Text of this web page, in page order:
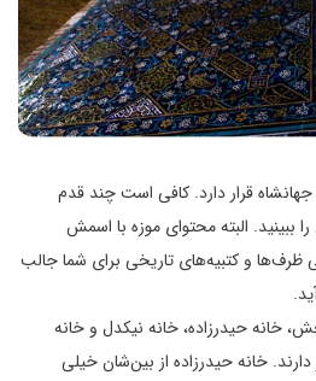
قرار دارد. کافی است چند قدم
را ببینید. البته محتوای موزه با اسمش
ظرف‌ها و کتبیه‌های تاریخی برای شما جالب
خانه‌‌ حیدرزاده، خانه‌ نیکدل و خانه‌
خانه حیدرزاده از بین‌شان خیلی